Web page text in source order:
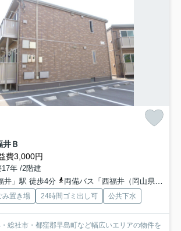
井Ｂ
費3,000円
年 /2階建
井」駅 徒歩4分
両備バス「西福井（岡山県）」バス停下車 徒歩6分
み置き場 24時間ゴミ出し可 公共下水
総社市・都窪郡早島町など幅広いエリアの物件を